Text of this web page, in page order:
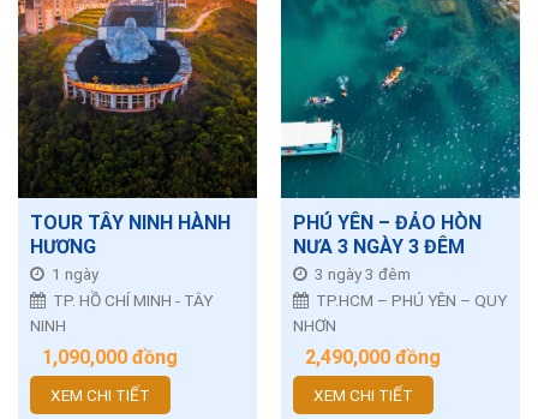
TOUR TÂY NINH HÀNH
HƯƠNG
1 ngày
TP. HỒ CHÍ MINH - TÂY
NINH
1,090,000đồng
XEM CHI TIẾT
PHÚ YÊN – ĐẢO HÒN
NƯA 3 NGÀY 3 ĐÊM
3 ngày 3 đêm
TP.HCM – PHÚ YÊN – QUY
NHƠN
2,490,000đồng
XEM CHI TIẾT